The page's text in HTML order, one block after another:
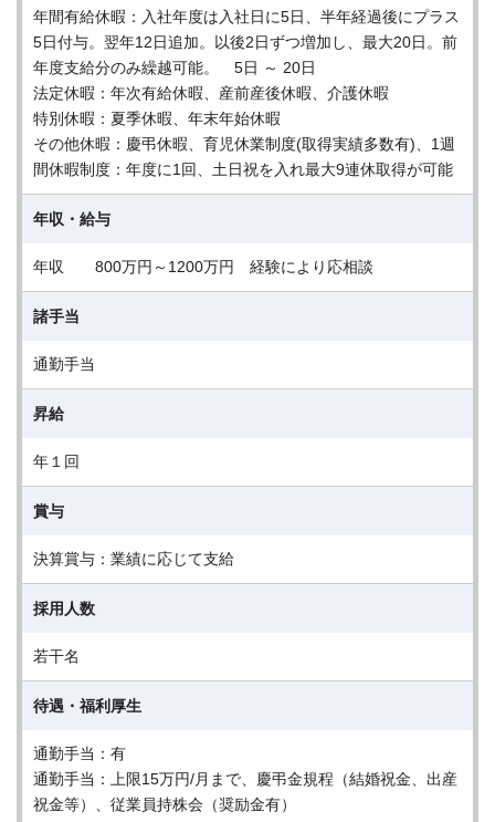
年間有給休暇：入社年度は入社日に5日、半年経過後にプラス
5日付与。翌年12日追加。以後2日ずつ増加し、最大20日。前
年度支給分のみ繰越可能。 5日 ～ 20日
法定休暇：年次有給休暇、産前産後休暇、介護休暇
特別休暇：夏季休暇、年末年始休暇
その他休暇：慶弔休暇、育児休業制度(取得実績多数有)、1週
間休暇制度：年度に1回、土日祝を入れ最大9連休取得が可能
年収・給与
年収 800万円～1200万円 経験により応相談
諸手当
通勤手当
昇給
年１回
賞与
決算賞与：業績に応じて支給
採用人数
若干名
待遇・福利厚生
通勤手当：有
通勤手当：上限15万円/月まで、慶弔金規程（結婚祝金、出産
祝金等）、従業員持株会（奨励金有）